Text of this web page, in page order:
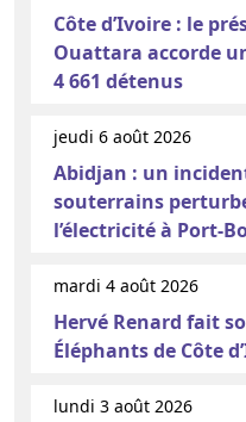
Côte d’Ivoire : le
Ouattara accorde
4 661 détenus
jeudi 6 août 2026
Abidjan : un
souterrains
l’électricité à Port-
mardi 4 août 2026
Hervé Renard fait
Éléphants de Côte
lundi 3 août 2026